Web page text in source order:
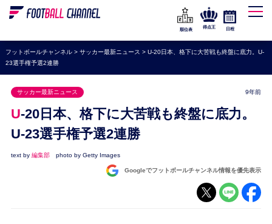
WEリーグ
海外サッカー
プレミアリーグ
ラ・リーガ
セリエA
ブンデスリーガ
UEFA
ナショナルチーム
順位表
得点王 日程
フットボールチャンネル> サッカー最新ニュース > U-20日本、格下に大苦戦も終盤に底力。U-
23選手権予選2連勝
サッカー最新ニュース 9年前
U-20日本、格下に大苦戦も終盤に底力。
U-23選手権予選2連勝
text by 編集部 photo by Getty Images
Googleでフットボールチャンネル情報を優先表示